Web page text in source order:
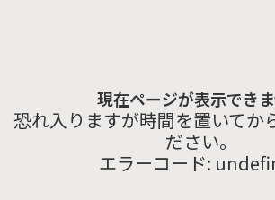
現在ページが表示でき
恐れ入りますが時間を置いてか
ださい。
エラーコード: